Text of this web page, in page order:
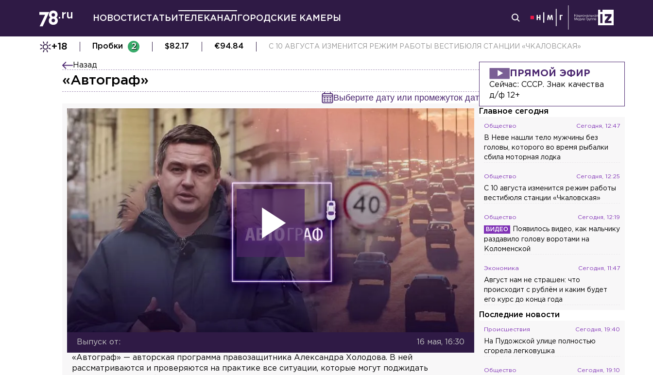
НОВОСТИ СТАТЬИ ТЕЛЕКАНАЛ ГОРОДСКИЕ КАМЕРЫ
+18 Пробки 2 $82.17 €94.84 С 10 АВГУСТА ИЗМЕНИТСЯ РЕЖИМ РАБОТЫ ВЕСТИБЮЛЯ СТАНЦИИ «ЧКАЛОВСКАЯ»
Назад
«Автограф»
Выберите дату или промежуток дат
Выпуск от: 16 мая, 16:30
«Автограф» — авторская программа правозащитника Александра Холодова. В ней
рассматриваются и проверяются на практике все ситуации, которые могут поджидать
ПРЯМОЙ ЭФИР
Сейчас:СССР. Знак качества
д/ф 12+
Главное сегодня
Общество Сегодня, 12:47
В Неве нашли тело мужчины без
головы, которого во время рыбалки
сбила моторная лодка
Общество Сегодня, 12:25
С 10 августа изменится режим работы
вестибюля станции «Чкаловская»
Общество Сегодня, 12:19
Появилось видео, как мальчику
раздавило голову воротами на
Коломенской
Экономика Сегодня, 11:47
Август нам не страшен: что
происходит с рублём и каким будет
его курс до конца года
Последние новости
Происшествия Сегодня, 19:40
На Пудожской улице полностью
сгорела легковушка
Общество Сегодня, 19:10